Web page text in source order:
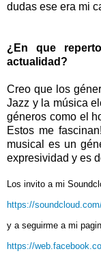
dudas ese era mi
¿En que
actualidad?
Creo que los
Jazz y la música
géneros como el
Estos me
musical es un
expresividad y es
Los invito a mi
https://
y a seguirme a mi
https://